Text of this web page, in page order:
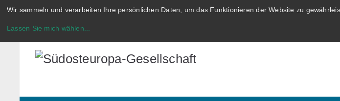
Wir sammeln und verarbeiten Ihre persönlichen Daten, um das Funktionieren der Website zu
Lassen Sie mich wählen...